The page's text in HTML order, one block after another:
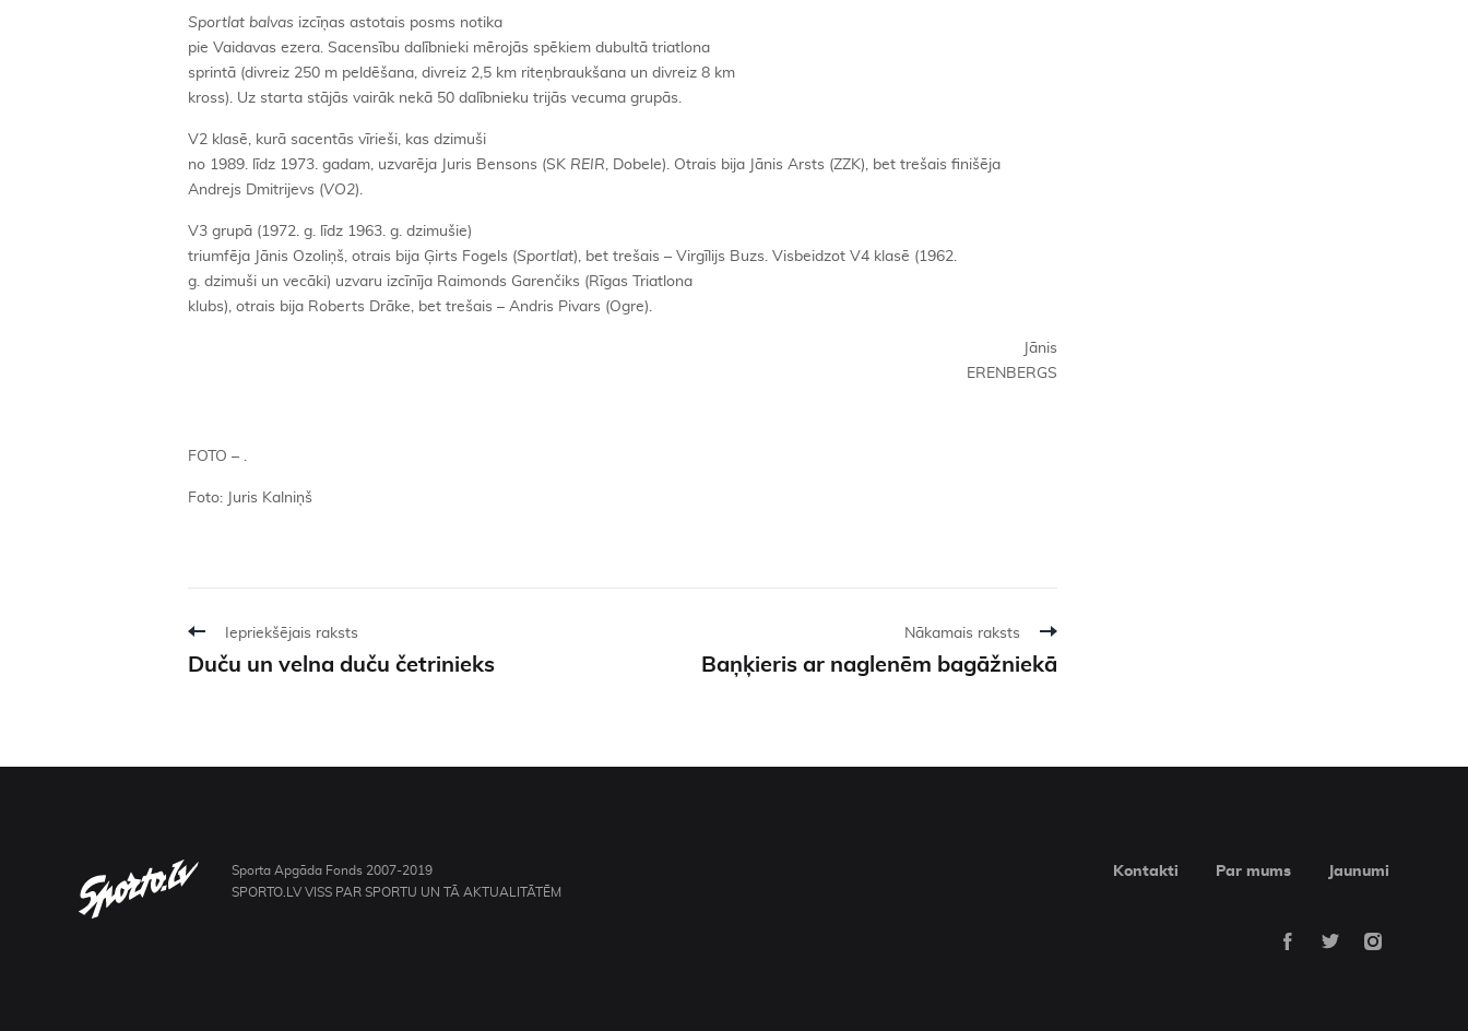
Sportlat balvas izcīņas astotais posms notika
pie Vaidavas ezera. Sacensību dalībnieki mērojās spēkiem dubultā triatlona
sprintā (divreiz 250 m peldēšana, divreiz 2,5 km riteņbraukšana un divreiz 8 km
kross). Uz starta stājās vairāk nekā 50 dalībnieku trijās vecuma grupās.
V2 klasē, kurā sacentās vīrieši, kas dzimuši
no 1989. līdz 1973. gadam, uzvarēja Juris Bensons (SK REIR, Dobele). Otrais bija Jānis Arsts (ZZK), bet trešais finišēja
Andrejs Dmitrijevs (VO2).
V3 grupā (1972. g. līdz 1963. g. dzimušie)
triumfēja Jānis Ozoliņš, otrais bija Ģirts Fogels (Sportlat), bet trešais – Virgīlijs Buzs. Visbeidzot V4 klasē (1962.
g. dzimuši un vecāki) uzvaru izcīnīja Raimonds Garenčiks (Rīgas Triatlona
klubs), otrais bija Roberts Drāke, bet trešais – Andris Pivars (Ogre).
Jānis
ERENBERGS
FOTO – .
Foto: Juris Kalniņš
Iepriekšējais raksts
Duču un velna duču četrinieks
Nākamais raksts
Baņķieris ar naglenēm bagāžniekā
Sporta Apgāda Fonds 2007-2019
SPORTO.LV VISS PAR SPORTU UN TĀ AKTUALITĀTĒM
Kontakti Par mums Jaunumi